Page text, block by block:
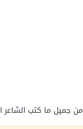
من جميل ما كتب الشاعر